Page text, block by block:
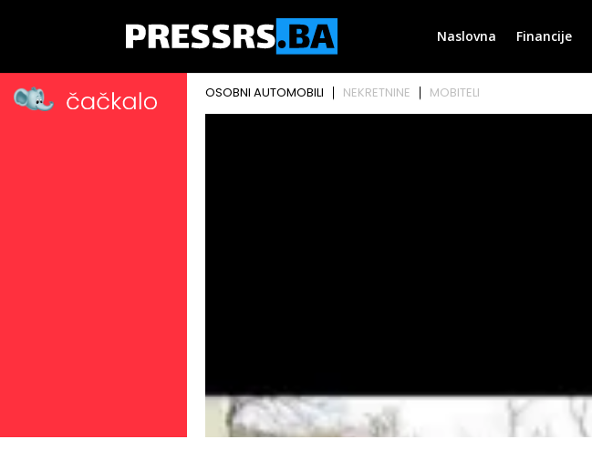
Naslovna Financije